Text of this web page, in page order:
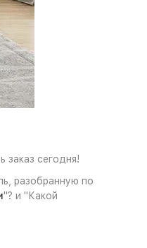
сегодня!
разобранную по
"? и "Какой